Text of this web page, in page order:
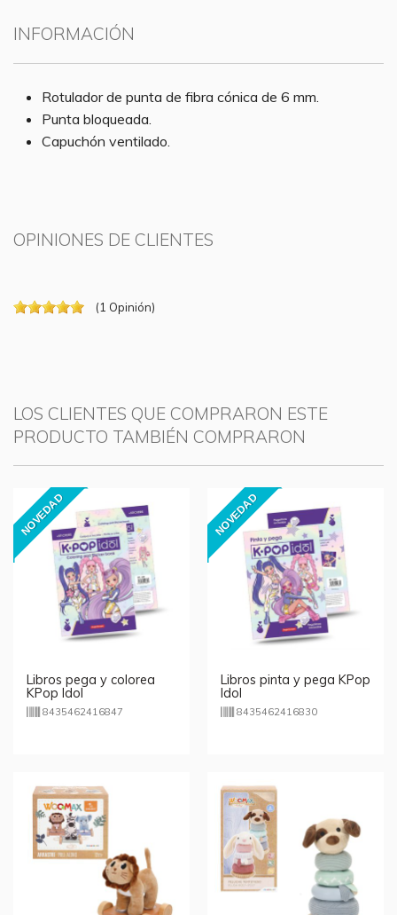
INFORMACIÓN
Rotulador de punta de fibra cónica de 6 mm.
Punta bloqueada.
Capuchón ventilado.
OPINIONES DE CLIENTES
(1 Opinión)
LOS CLIENTES QUE COMPRARON ESTE
PRODUCTO TAMBIÉN COMPRARON
NOVEDAD
Libros pega y colorea
KPop Idol
8435462416847
NOVEDAD
Libros pinta y pega KPop
Idol
8435462416830